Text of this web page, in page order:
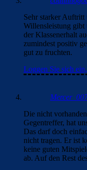
Sehr starker Auftritt
Willensleistung gibt
der Klassenerhalt
zumindest positiv
gut zu fruchten.
Loggen Sie sich
Die nicht
Gegentreffer, hat
Das darf doch
nicht tragen. Er ist
keine guten
ab. Auf den Rest